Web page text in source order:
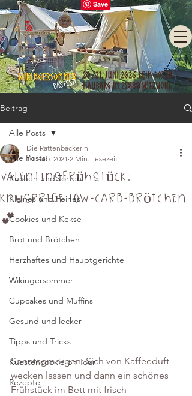
Beitrag
Alle Posts
Kuchen und Torten
Kleines und Feines
Cookies und Kekse
Brot und Brötchen
Herzhaftes und Hauptgerichte
Wikingersommer
Cupcakes und Muffins
Gesund und lecker
Tipps und Tricks
Kuestencookie on Tour
Rezepte
Alle Posts
Valentinsfrühstück:
Knusprige Low-Carb-Brötchen
💕
Die Rattenbäckerin
10. Feb. 2021 2 Min. Lesezeit
Sonntagmorgen: Sich von Kaffeeduft
wecken lassen und dann ein schönes
Frühstück im Bett mit frisch